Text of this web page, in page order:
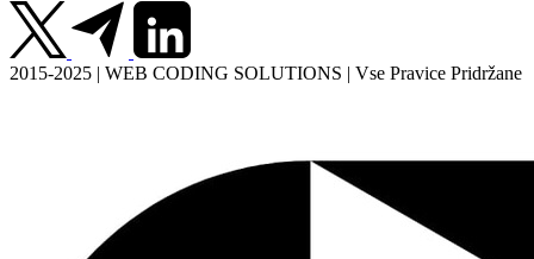
2015-2025 | WEB CODING SOLUTIONS | Vse Pravice Pridržane